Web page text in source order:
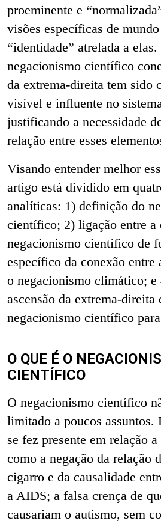
proeminente e
visões específicas de
“identidade” atrelada a
negacionismo científico
da extrema-direita tem sido
visível e influente no
justificando a necessidade
relação entre esses
Visando entender melhor
artigo está dividido em
analíticas: 1) definição do
científico; 2) ligação entre a
negacionismo científico de
específico da conexão entre
o negacionismo climático; e
ascensão da extrema-direita
negacionismo científico
O QUE É O
CIENTÍFICO
O negacionismo científico
limitado a poucos assuntos.
se fez presente em relação
como a negação da relação
cigarro e da causalidade
a AIDS; a falsa crença de
causariam o autismo, sem